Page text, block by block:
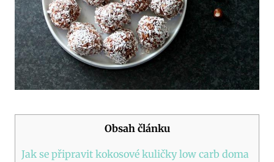
Obsah článku
Jak se připravit kokosové kuličky low carb doma